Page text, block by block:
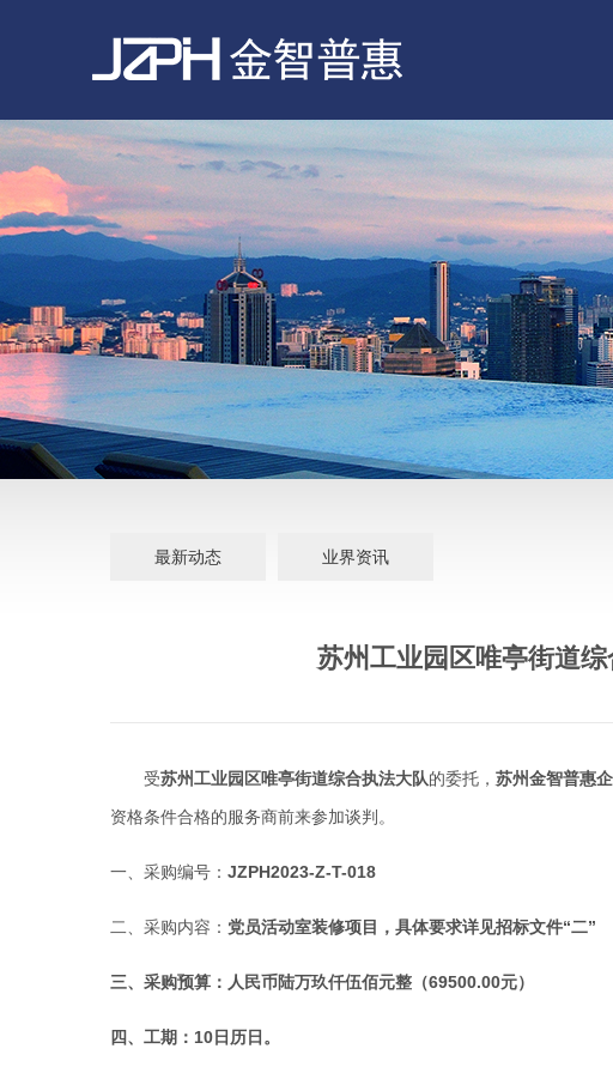
最新动态 业界资讯
苏州工业园区唯亭街道
受苏州工业园区唯亭街道综合执法大队的委托， 苏州金智普惠
资格条件合格的服务商前来参加谈判。
一、采购编号： JZPH2023-Z-T-018
二、采购内容： 党员活动室装修项目 ，具体要求详见招标文件“二”
三、采购预算： 人民币陆万玖仟伍佰元整（69500.00元）
四、工期： 10日历日 。